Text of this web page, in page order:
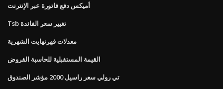
أميكس دفع فاتورة عبر الإنترنت
Tsb تغيير سعر الفائدة
معدلات فهرنهايت الشهرية
القيمة المستقبلية للحاسبة القروض
تي رولي سعر راسيل 2000 مؤشر الصندوق